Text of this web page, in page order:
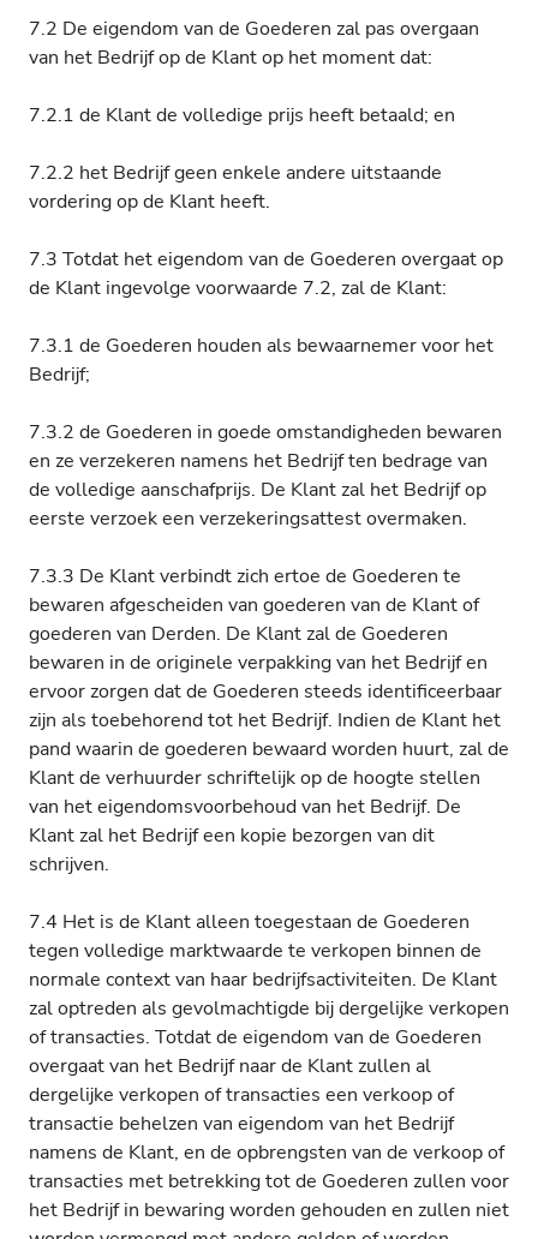
7.2 De eigendom van de Goederen zal pas overgaan
van het Bedrijf op de Klant op het moment dat:
7.2.1 de Klant de volledige prijs heeft betaald; en
7.2.2 het Bedrijf geen enkele andere uitstaande
vordering op de Klant heeft.
7.3 Totdat het eigendom van de Goederen overgaat op
de Klant ingevolge voorwaarde 7.2, zal de Klant:
7.3.1 de Goederen houden als bewaarnemer voor het
Bedrijf;
7.3.2 de Goederen in goede omstandigheden bewaren
en ze verzekeren namens het Bedrijf ten bedrage van
de volledige aanschafprijs. De Klant zal het Bedrijf op
eerste verzoek een verzekeringsattest overmaken.
7.3.3 De Klant verbindt zich ertoe de Goederen te
bewaren afgescheiden van goederen van de Klant of
goederen van Derden. De Klant zal de Goederen
bewaren in de originele verpakking van het Bedrijf en
ervoor zorgen dat de Goederen steeds identificeerbaar
zijn als toebehorend tot het Bedrijf. Indien de Klant het
pand waarin de goederen bewaard worden huurt, zal de
Klant de verhuurder schriftelijk op de hoogte stellen
van het eigendomsvoorbehoud van het Bedrijf. De
Klant zal het Bedrijf een kopie bezorgen van dit
schrijven.
7.4 Het is de Klant alleen toegestaan de Goederen
tegen volledige marktwaarde te verkopen binnen de
normale context van haar bedrijfsactiviteiten. De Klant
zal optreden als gevolmachtigde bij dergelijke verkopen
of transacties. Totdat de eigendom van de Goederen
overgaat van het Bedrijf naar de Klant zullen al
dergelijke verkopen of transacties een verkoop of
transactie behelzen van eigendom van het Bedrijf
namens de Klant, en de opbrengsten van de verkoop of
transacties met betrekking tot de Goederen zullen voor
het Bedrijf in bewaring worden gehouden en zullen niet